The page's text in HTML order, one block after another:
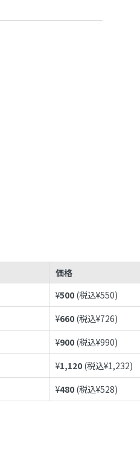
価格
¥500 (税込¥550)
¥660 (税込¥726)
¥900 (税込¥990)
¥1,120 (税込¥1,232)
¥480 (税込¥528)